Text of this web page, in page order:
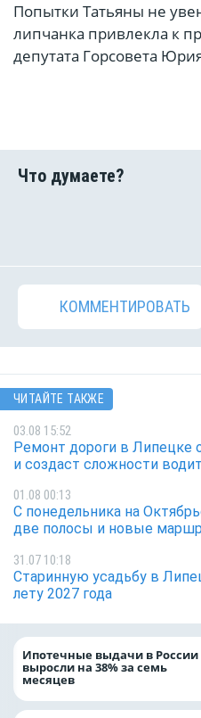
Попытки Татьяны не
липчанка привлекла к
депутата Горсовета
КОММЕНТИРОВАТЬ
ЧИТАЙТЕ ТАКЖЕ
03.08 15:52
Ремонт дороги в Липецке
и создаст сложности
01.08 00:13
С понедельника на
две полосы и новые
31.07 10:18
Старинную усадьбу в
лету 2027 года
Ипотечные выдачи в России
выросли на 38% за семь
месяцев